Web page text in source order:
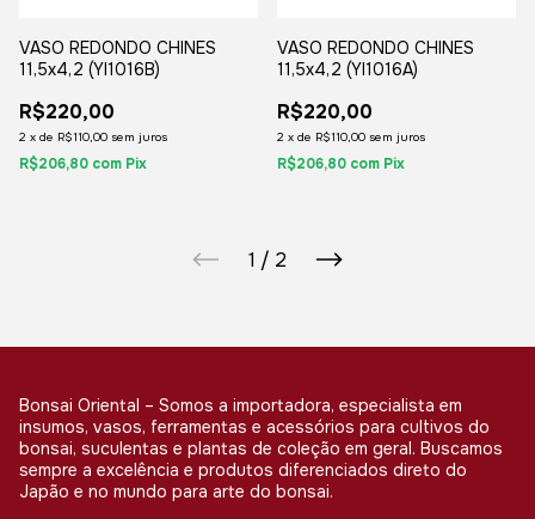
VASO REDONDO CHINES
11,5x4,2 (YI1016B)
R$220,00
2 x de R$110,00 sem juros
R$206,80 com Pix
VASO REDONDO CHINES
11,5x4,2 (YI1016A)
R$220,00
2 x de R$110,00 sem juros
R$206,80 com Pix
1 / 2
Bonsai Oriental – Somos a importadora, especialista em
insumos, vasos, ferramentas e acessórios para cultivos do
bonsai, suculentas e plantas de coleção em geral. Buscamos
sempre a excelência e produtos diferenciados direto do
Japão e no mundo para arte do bonsai.